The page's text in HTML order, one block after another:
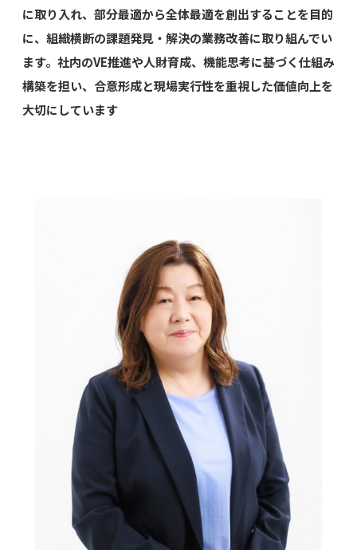
に取り入れ、部分最適から全体最適を創出することを目的
に、組織横断の課題発見・解決の業務改善に取り組んでい
ます。社内のVE推進や人財育成、機能思考に基づく仕組み
構築を担い、合意形成と現場実行性を重視した価値向上を
大切にしています